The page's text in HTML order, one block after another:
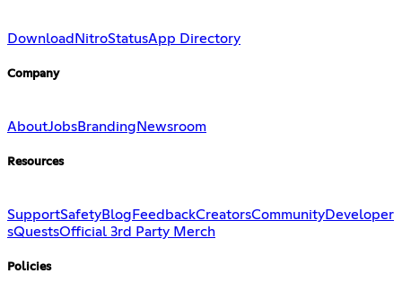
DownloadNitroStatusApp Directory
Company
AboutJobsBranding Newsroom
Resources
SupportSafetyBlog FeedbackCreatorsCommunityDeveloper
sQuestsOfficial 3rd Party Merch
Policies